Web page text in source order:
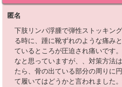
匿名
下肢リンパ浮腫で弾性ストッキン
る時に、踵に靴ずれのような痛み
ているところが圧迫され痛いです
なと思っていますが、、対策方法
たら、骨の出ている部分の周りに
て履いてはどうかと言われました